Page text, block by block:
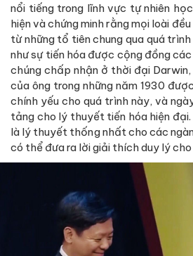
nổi tiếng trong lĩnh vực tự nhiên
hiện và chứng minh rằng mọi loài
từ những tổ tiên chung qua quá
như sự tiến hóa được cộng đồng
chúng chấp nhận ở thời đại
của ông trong những năm 1930
chính yếu cho quá trình này, và
tảng cho lý thuyết tiến hóa hiện
là lý thuyết thống nhất cho các
có thể đưa ra lời giải thích duy lý cho